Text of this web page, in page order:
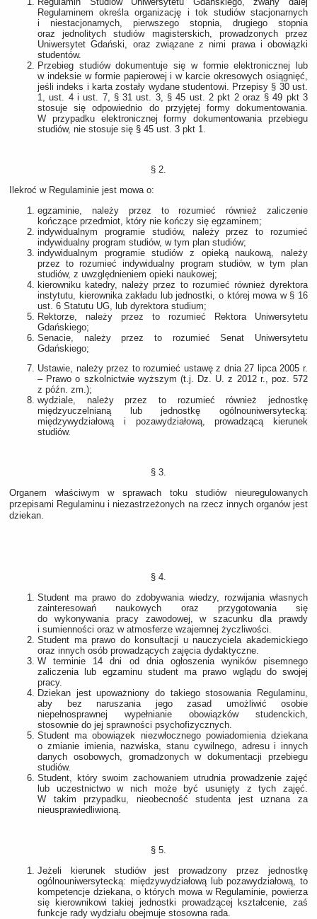
Regulaminem określa organizację i tok studiów stacjonarnych
i niestacjonarnych, pierwszego stopnia, drugiego stopnia
oraz jednolitych studiów magisterskich, prowadzonych przez
Uniwersytet Gdański, oraz związane z nimi prawa i obowiązki
studentów.
Przebieg studiów dokumentuje się w formie elektronicznej lub
w indeksie w formie papierowej i w karcie okresowych osiągnięć,
jeśli indeks i karta zostały wydane studentowi. Przepisy § 30 ust.
1, ust. 4 i ust. 7, § 31 ust. 3, § 45 ust. 2 pkt 2 oraz § 49 pkt 3
stosuje się odpowiednio do przyjętej formy dokumentowania.
W przypadku elektronicznej formy dokumentowania przebiegu
studiów, nie stosuje się § 45 ust. 3 pkt 1.
§ 2.
Ilekroć w Regulaminie jest mowa o:
egzaminie, należy przez to rozumieć również zaliczenie
kończące przedmiot, który nie kończy się egzaminem;
indywidualnym programie studiów, należy przez to rozumieć
indywidualny program studiów, w tym plan studiów;
indywidualnym programie studiów z opieką naukową, należy
przez to rozumieć indywidualny program studiów, w tym plan
studiów, z uwzględnieniem opieki naukowej;
kierowniku katedry, należy przez to rozumieć również dyrektora
instytutu, kierownika zakładu lub jednostki, o której mowa w § 16
ust. 6 Statutu UG, lub dyrektora studium;
Rektorze, należy przez to rozumieć Rektora Uniwersytetu
Gdańskiego;
Senacie, należy przez to rozumieć Senat Uniwersytetu
Gdańskiego;
Ustawie, należy przez to rozumieć ustawę z dnia 27 lipca 2005 r.
– Prawo o szkolnictwie wyższym (t.j. Dz. U. z 2012 r., poz. 572
z późn. zm.);
wydziale, należy przez to rozumieć również jednostkę
międzyuczelnianą lub jednostkę ogólnouniwersytecką:
międzywydziałową i pozawydziałową, prowadzącą kierunek
studiów.
§ 3.
Organem właściwym w sprawach toku studiów nieuregulowanych
przepisami Regulaminu i niezastrzeżonych na rzecz innych organów jest
dziekan.
§ 4.
Student ma prawo do zdobywania wiedzy, rozwijania własnych
zainteresowań naukowych oraz przygotowania się
do wykonywania pracy zawodowej, w szacunku dla prawdy
i sumienności oraz w atmosferze wzajemnej życzliwości.
Student ma prawo do konsultacji u nauczyciela akademickiego
oraz innych osób prowadzących zajęcia dydaktyczne.
W terminie 14 dni od dnia ogłoszenia wyników pisemnego
zaliczenia lub egzaminu student ma prawo wglądu do swojej
pracy.
Dziekan jest upoważniony do takiego stosowania Regulaminu,
aby bez naruszania jego zasad umożliwić osobie
niepełnosprawnej wypełnianie obowiązków studenckich,
stosownie do jej sprawności psychofizycznych.
Student ma obowiązek niezwłocznego powiadomienia dziekana
o zmianie imienia, nazwiska, stanu cywilnego, adresu i innych
danych osobowych, gromadzonych w dokumentacji przebiegu
studiów.
Student, który swoim zachowaniem utrudnia prowadzenie zajęć
lub uczestnictwo w nich może być usunięty z tych zajęć.
W takim przypadku, nieobecność studenta jest uznana za
nieusprawiedliwioną.
§ 5.
Jeżeli kierunek studiów jest prowadzony przez jednostkę
ogólnouniwersytecką: międzywydziałową lub pozawydziałową, to
kompetencje dziekana, o których mowa w Regulaminie, powierza
się kierownikowi takiej jednostki prowadzącej kształcenie, zaś
funkcje rady wydziału obejmuje stosowna rada.